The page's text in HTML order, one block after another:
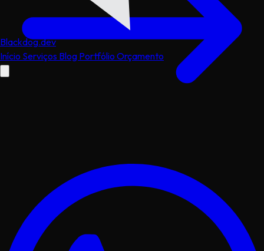
Blackdog.dev
Início Serviços Blog Portfólio Orçamento